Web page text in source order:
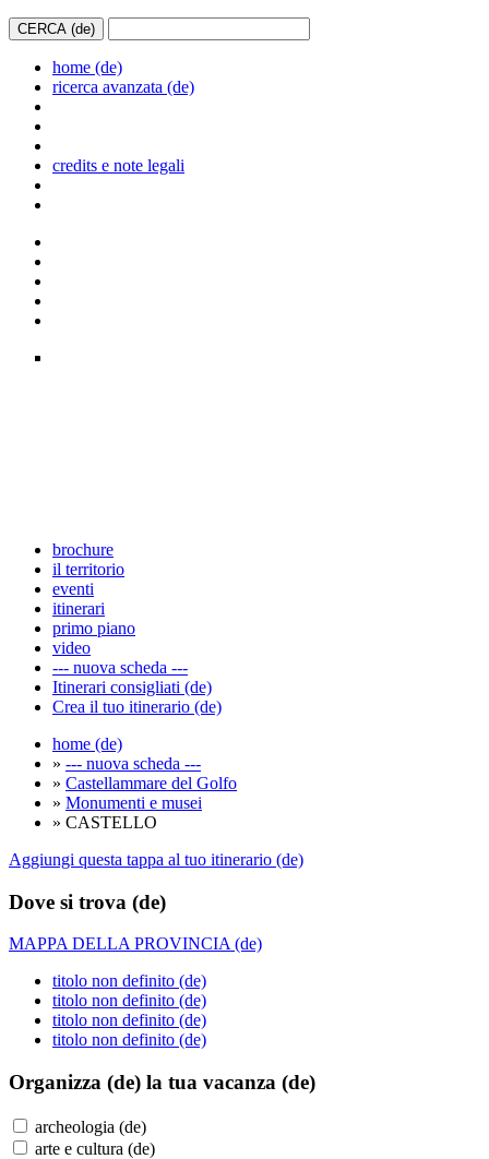
home (de)
ricerca avanzata (de)
credits e note legali
brochure
il territorio
eventi
itinerari
primo piano
video
--- nuova scheda ---
Itinerari consigliati (de)
Crea il tuo itinerario (de)
home (de)
» --- nuova scheda ---
» Castellammare del Golfo
» Monumenti e musei
» CASTELLO
Aggiungi questa tappa al tuo itinerario (de)
Dove si trova (de)
MAPPA DELLA PROVINCIA (de)
titolo non definito (de)
titolo non definito (de)
titolo non definito (de)
titolo non definito (de)
Organizza (de) la tua vacanza (de)
archeologia (de)
arte e cultura (de)